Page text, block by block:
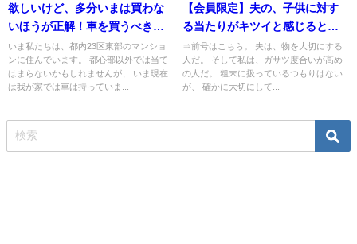
欲しいけど、多分いまは買わな
いほうが正解！車を買うべき
か・・・
いま私たちは、都内23区東部のマンショ
ンに住んでいます。 都心部以外では当て
はまらないかもしれませんが、 いま現在
は我が家では車は持っていま...
【会員限定】夫の、子供に対す
る当たりがキツイと感じると
き。その言い方違うんじゃ？と
思うとき。
⇒前号はこちら。 夫は、物を大切にする
人だ。 そして私は、ガサツ度合いが高め
の人だ。 粗末に扱っているつもりはない
が、 確かに大切にして...